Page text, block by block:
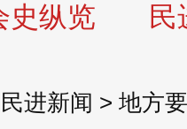
史纵览 民
民进新闻 > 地方